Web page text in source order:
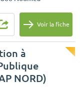
Voir la fiche
à
NORD)